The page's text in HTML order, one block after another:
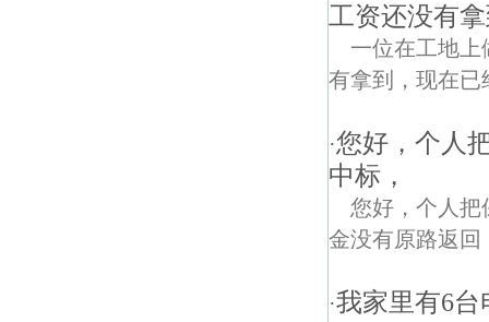
工资还没有
一位在工地上
有拿到，现在已
·您好，个人
中标，
您好，个人把
金没有原路返回
·我家里有6